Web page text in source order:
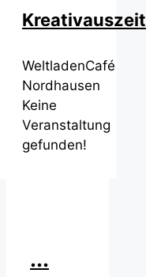
Kreativauszeit
WeltladenCafé
Nordhausen
Keine
Veranstaltung
gefunden!
...